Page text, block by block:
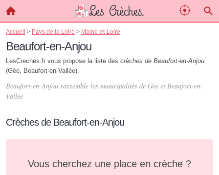
Accueil > Pays de la Loire > Maine-et-Loire
Beaufort-en-Anjou
LesCreches.fr vous propose la liste des crèches de Beaufort-en-Anjou
(Gée, Beaufort-en-Vallée).
Beaufort-en-Anjou rassemble les municipalités de Gée et Beaufort-en-
Vallée
Crèches de Beaufort-en-Anjou
Vous cherchez une place en crèche ?